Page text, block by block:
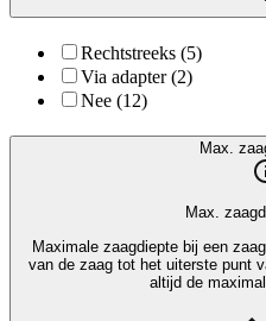
Rechtstreeks (5)
Via adapter (2)
Nee (12)
Max.
Max.
Maximale zaagdiepte bij een
van de zaag tot het uiterste punt
altijd de